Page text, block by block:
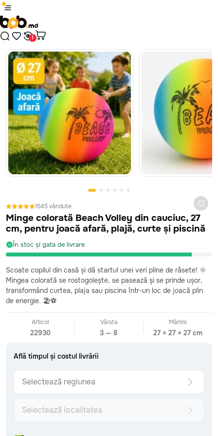
1545 vândute
Minge colorată Beach Volley din cauciuc, 27
cm, pentru joacă afară, plajă, curte și piscină
În stoc și gata de livrare
Scoate copilul din casă și dă startul unei veri pline de râsete! 🌞
Mingea colorată se rostogolește, se pasează și se prinde ușor,
transformând curtea, plaja sau piscina într-un loc de joacă plin
de energie. 🏖️⚽
Articol
22930
Vârsta
3 — 8
Mărimi
27 × 27 × 27 cm
Află timpul și costul livrării
Selectează regiunea
Selectează localitatea
Toate
Bebeluși
0-2 ani
Fetițe mici
Băieți mici 2-4 ani
Fetițe preșcolare 4-6 ani
Băieți preșcolari 4-6 ani
Băieți școlari
Surprize care sosesc
Văzute recent
INFORMAȚII
Formular de retur
În cazul în care jucăria nu corespunde ca calitate, este defectă
sau nu arată așa cum te-ai așteptat, ai 14 zile la dispoziție să
ceri banii înapoi sau să schimbi jucăria. Vom prelua jucăria de la
tine de acasă sau oficiu, absolut gratuit. Mai mult despre
Plăți sigure cu card bancar, prin platforma MAIB, fără
comisioane, indiferent de banca ta.
Nici un rezultat găsit
Produsul a fost adăugat în coș
Continuă cumpărăturile
Treci în coș